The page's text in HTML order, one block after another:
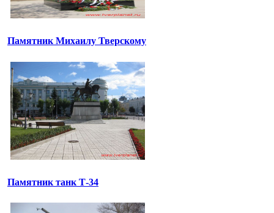
Памятник Михаилу Тверскому
Памятник танк Т-34